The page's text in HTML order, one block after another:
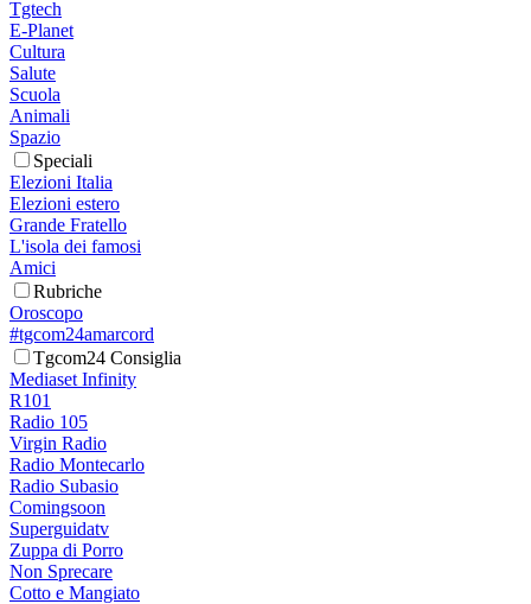
Tgtech
E-Planet
Cultura
Salute
Scuola
Animali
Spazio
Speciali
Elezioni Italia
Elezioni estero
Grande Fratello
L'isola dei famosi
Amici
Rubriche
Oroscopo
#tgcom24amarcord
Tgcom24 Consiglia
Mediaset Infinity
R101
Radio 105
Virgin Radio
Radio Montecarlo
Radio Subasio
Comingsoon
Superguidatv
Zuppa di Porro
Non Sprecare
Cotto e Mangiato